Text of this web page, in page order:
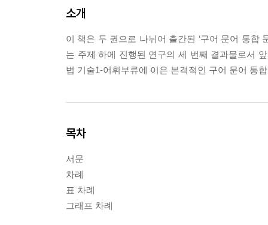
소개
이 책은 두 권으로 나뉘어 출간된 ‘구어 문어 통합
는 주제 하에 진행된 연구의 세 번째 결과물로서
법 기술1-어휘부류에 이은 본격적인 구어 문어 통
목차
서문
차례
표 차례
그래프 차례